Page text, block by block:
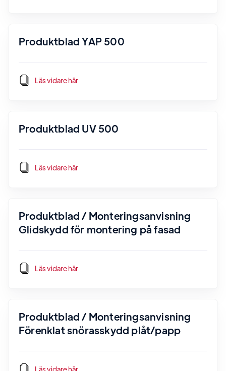
Produktblad YAP 500
Läs vidare här
Produktblad UV 500
Läs vidare här
Produktblad / Monteringsanvisning
Glidskydd för montering på fasad
Läs vidare här
Produktblad / Monteringsanvisning
Förenklat snörasskydd plåt/papp
Läs vidare här